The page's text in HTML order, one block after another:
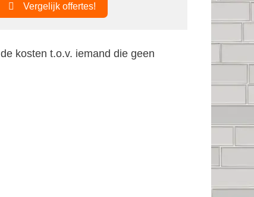
Vergelijk offertes!
kosten t.o.v. iemand die geen